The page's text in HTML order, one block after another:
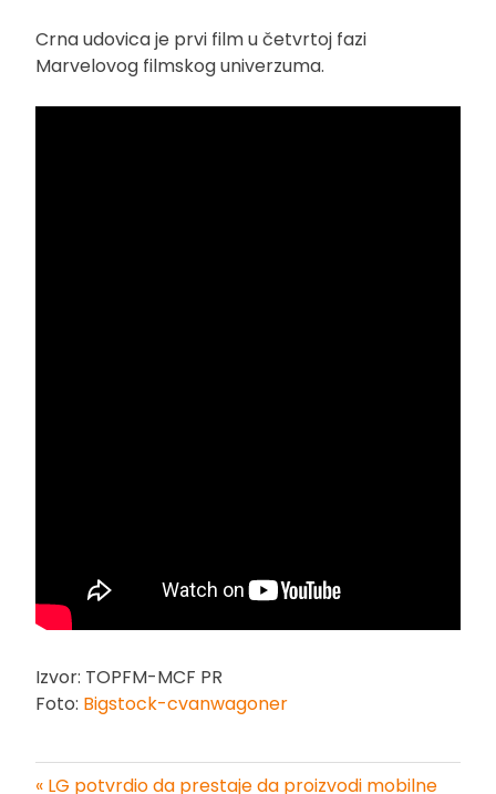
Crna udovica je prvi film u četvrtoj fazi
Marvelovog filmskog univerzuma.
Izvor: TOPFM-MCF PR
Foto: Bigstock-cvanwagoner
« LG potvrdio da prestaje da proizvodi mobilne